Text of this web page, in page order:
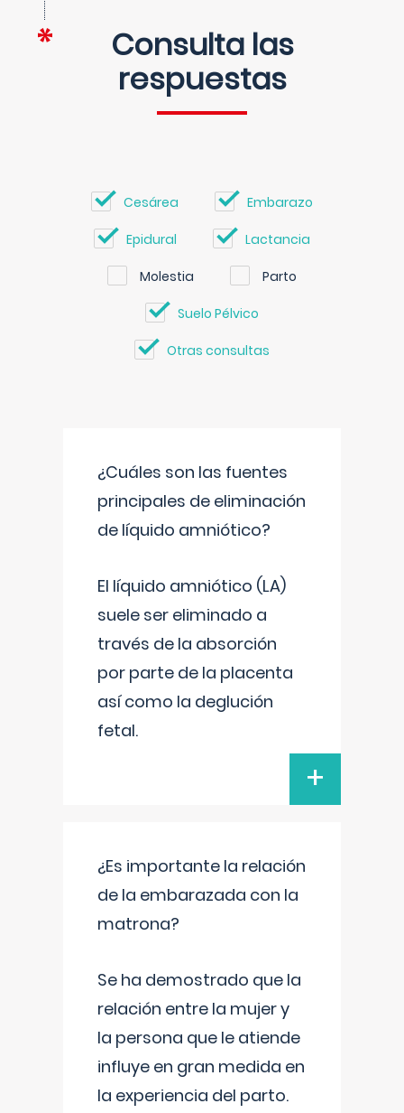
Consulta las
respuestas
Cesárea Embarazo
Epidural Lactancia
Molestia Parto
Suelo Pélvico
Otras consultas
¿Cuáles son las fuentes
principales de eliminación
de líquido amniótico?
El líquido amniótico (LA)
suele ser eliminado a
través de la absorción
por parte de la placenta
así como la deglución
fetal.
+
¿Es importante la relación
de la embarazada con la
matrona?
Se ha demostrado que la
relación entre la mujer y
la persona que le atiende
influye en gran medida en
la experiencia del parto.